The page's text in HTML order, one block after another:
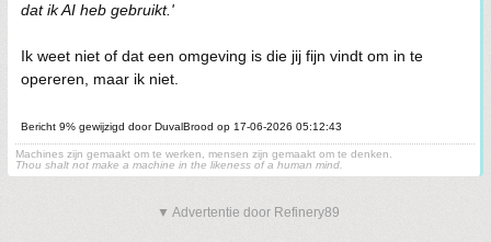
dat ik AI heb gebruikt.'
Ik weet niet of dat een omgeving is die jij fijn vindt om in te
opereren, maar ik niet.
Bericht 9% gewijzigd door DuvalBrood op 17-06-2026 05:12:43
Machines zijn gemaakt om te werken, mensen zijn gemaakt om te denken.
Thou shalt not make a machine in the likeness of a human mind.
▼ Advertentie door Refinery89